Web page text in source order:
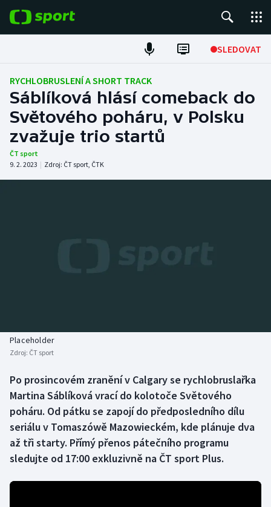
SLEDOVAT
Fotbal
Hokej
Tenis
Atletika
Biatlon
Box
Curling
Dostihy
Florbal
Aplikace ČT sport
RYCHLOBRUSLENÍ A SHORT TRACK
Sáblíková hlásí comeback do
Světového poháru, v Polsku
zvažuje trio startů
ČT sport
9. 2. 2023 | Zdroj: ČT sport, ČTK
Placeholder
Zdroj: ČT sport
Po prosincovém zranění v Calgary se rychlobruslařka
Martina Sáblíková vrací do kolotoče Světového
poháru. Od pátku se zapojí do předposledního dílu
seriálu v Tomaszówě Mazowieckém, kde plánuje dva
až tři starty. Přímý přenos pátečního programu
sledujte od 17:00 exkluzivně na ČT sport Plus.